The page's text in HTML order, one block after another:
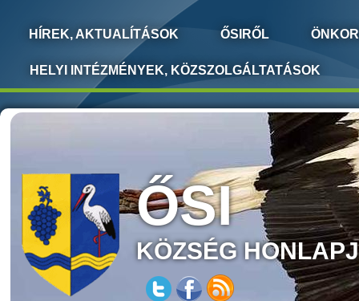
HÍREK, AKTUALÍTÁSOK ŐSIRŐL
HELYI INTÉZMÉNYEK, KÖZSZOLGÁLTATÁSOK
ŐSI
KÖZSÉG